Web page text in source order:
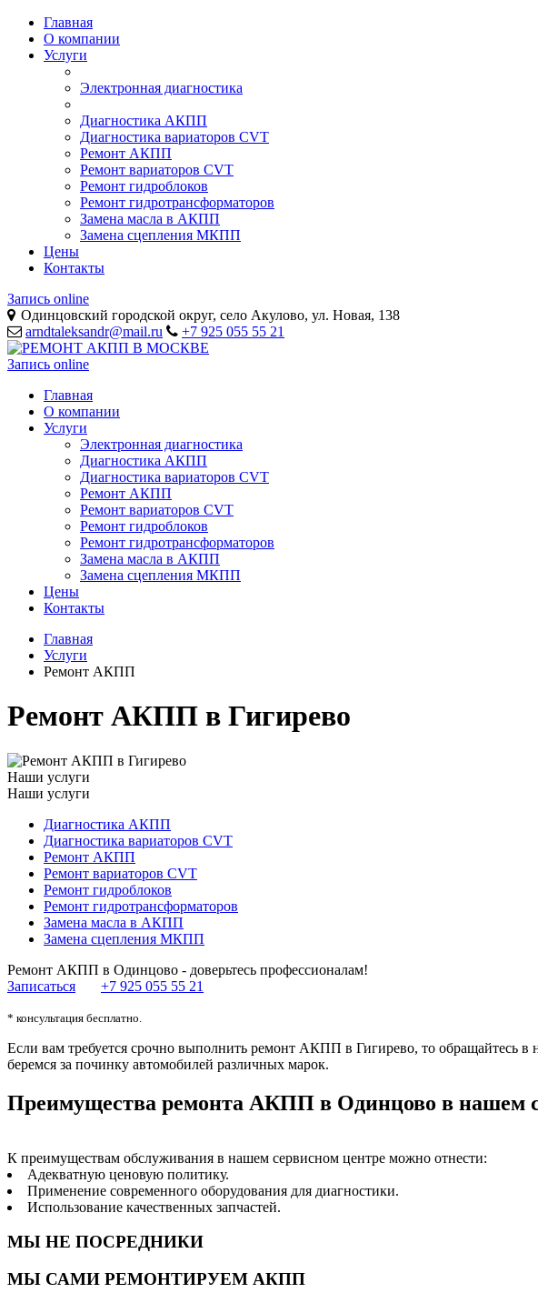
Главная
О компании
Услуги
Электронная диагностика
Диагностика АКПП
Диагностика вариаторов CVT
Ремонт АКПП
Ремонт вариаторов CVT
Ремонт гидроблоков
Ремонт гидротрансформаторов
Замена масла в АКПП
Замена сцепления МКПП
Цены
Контакты
Запись online
Одинцовский городской округ, село Акулово, ул. Новая, 138
arndtaleksandr@mail.ru
+7 925 055 55 21
Запись online
Главная
О компании
Услуги
Электронная диагностика
Диагностика АКПП
Диагностика вариаторов CVT
Ремонт АКПП
Ремонт вариаторов CVT
Ремонт гидроблоков
Ремонт гидротрансформаторов
Замена масла в АКПП
Замена сцепления МКПП
Цены
Контакты
Главная
Услуги
Ремонт АКПП
Ремонт АКПП в Гигирево
Наши услуги
Наши услуги
Диагностика АКПП
Диагностика вариаторов CVT
Ремонт АКПП
Ремонт вариаторов CVT
Ремонт гидроблоков
Ремонт гидротрансформаторов
Замена масла в АКПП
Замена сцепления МКПП
Ремонт АКПП в Одинцово - доверьтесь профессионалам!
Записаться
+7 925 055 55 21
* консультация бесплатно.
Если вам требуется срочно выполнить ремонт АКПП в Гигирево, то
беремся за починку автомобилей различных марок.
Преимущества ремонта АКПП в Одинцово в нашем
К преимуществам обслуживания в нашем сервисном центре можно отнести:
Адекватную ценовую политику.
Применение современного оборудования для диагностики.
Использование качественных запчастей.
МЫ НЕ ПОСРЕДНИКИ
МЫ САМИ РЕМОНТИРУЕМ АКПП